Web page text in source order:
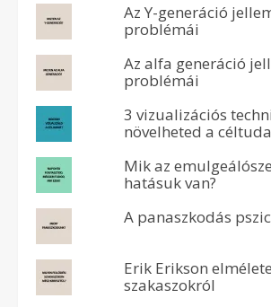
Az Y-generáció
problémái
Az alfa generáció
problémái
3 vizualizációs
növelheted a
Mik az
hatásuk van?
A panaszkodás
Erik Erikson
szakaszokról